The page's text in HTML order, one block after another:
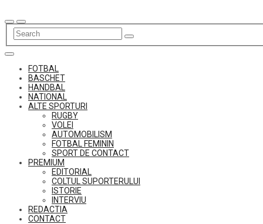
to
content
FOTBAL
BASCHET
HANDBAL
NATIONAL
ALTE SPORTURI
RUGBY
VOLEI
AUTOMOBILISM
FOTBAL FEMININ
SPORT DE CONTACT
PREMIUM
EDITORIAL
COLTUL SUPORTERULUI
ISTORIE
INTERVIU
REDACTIA
CONTACT